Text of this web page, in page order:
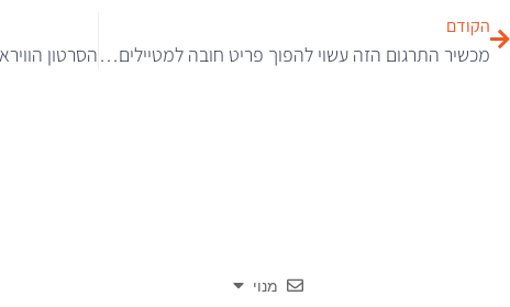
הקודם
מכשיר התרגום הזה עשוי להפוך פריט חובה למטיילים בעולם
מנוי